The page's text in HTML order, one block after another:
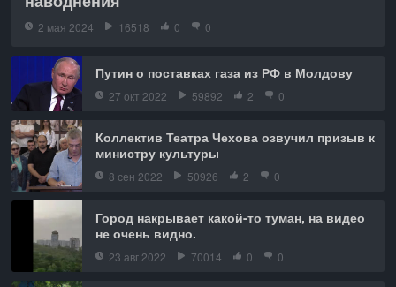
2 мая 2024 16518 0 0
Путин о поставках газа из РФ в Молдову
27 окт 2022 59892 2 0
Коллектив Театра Чехова озвучил призыв к
министру культуры
8 сен 2022 50926 2 0
Город накрывает какой-то туман, на видео
не очень видно.
23 авг 2022 70014 0 0